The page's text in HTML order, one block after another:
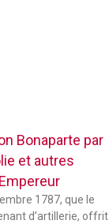
Bonaparte par
et autres
1787, que le
d’artillerie, offrit